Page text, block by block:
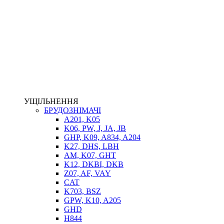
ВТУЛКИ
УЩІЛЬНЕННЯ
БРУДОЗНІМАЧІ
A201, K05
K06, PW, J, JA, JB
GHP, K09, A834, A204
K27, DHS, LBH
AM, K07, GHT
K12, DKBI, DKB
Z07, AF, VAY
CAT
K703, BSZ
GPW, K10, A205
GHD
H844